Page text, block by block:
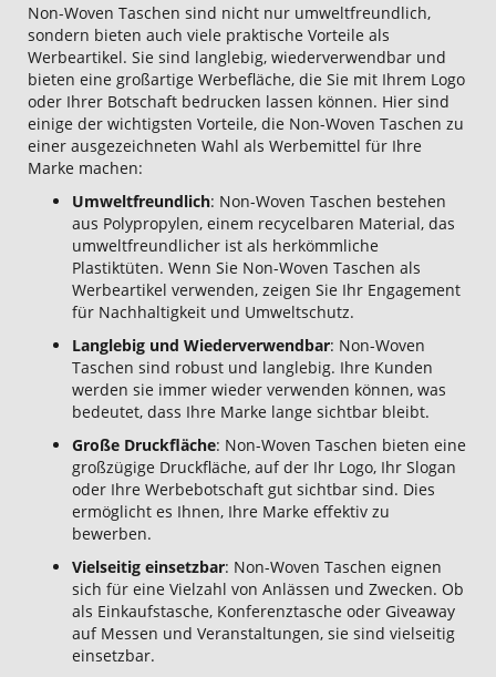
Non-Woven Taschen sind nicht nur umweltfreundlich,
sondern bieten auch viele praktische Vorteile als
Werbeartikel. Sie sind langlebig, wiederverwendbar und
bieten eine großartige Werbefläche, die Sie mit Ihrem Logo
oder Ihrer Botschaft bedrucken lassen können. Hier sind
einige der wichtigsten Vorteile, die Non-Woven Taschen zu
einer ausgezeichneten Wahl als Werbemittel für Ihre
Marke machen:
Umweltfreundlich: Non-Woven Taschen bestehen
aus Polypropylen, einem recycelbaren Material, das
umweltfreundlicher ist als herkömmliche
Plastiktüten. Wenn Sie Non-Woven Taschen als
Werbeartikel verwenden, zeigen Sie Ihr Engagement
für Nachhaltigkeit und Umweltschutz.
Langlebig und Wiederverwendbar: Non-Woven
Taschen sind robust und langlebig. Ihre Kunden
werden sie immer wieder verwenden können, was
bedeutet, dass Ihre Marke lange sichtbar bleibt.
Große Druckfläche: Non-Woven Taschen bieten eine
großzügige Druckfläche, auf der Ihr Logo, Ihr Slogan
oder Ihre Werbebotschaft gut sichtbar sind. Dies
ermöglicht es Ihnen, Ihre Marke effektiv zu
bewerben.
Vielseitig einsetzbar: Non-Woven Taschen eignen
sich für eine Vielzahl von Anlässen und Zwecken. Ob
als Einkaufstasche, Konferenztasche oder Giveaway
auf Messen und Veranstaltungen, sie sind vielseitig
einsetzbar.